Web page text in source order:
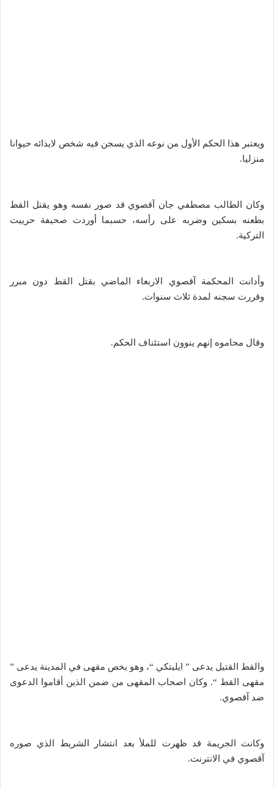
ويعتبر هذا الحكم الأول من نوعه الذي يسجن فيه شخص لايذائه حيوانا
منزليا.
وكان الطالب مصطفي جان آقصوي قد صور نفسه وهو يقتل القط
بطعنه بسكين وضربه على رأسه، حسبما أوردت صحيفة حرييت
التركية.
وأدانت المحكمة آقصوي الاربعاء الماضي بقتل القط دون مبرر
وقررت سجنه لمدة ثلاث سنوات.
وقال محاموه إنهم ينوون استئناف الحكم.
والقط القتيل يدعى ” ايليتكي “، وهو يخص مقهى في المدينة يدعى ”
مقهى القط “. وكان اصحاب المقهى من ضمن الذين أقاموا الدعوى
ضد آقصوي.
وكانت الجريمة قد ظهرت للملأ بعد انتشار الشريط الذي صوره
آقصوي في الانترنت.